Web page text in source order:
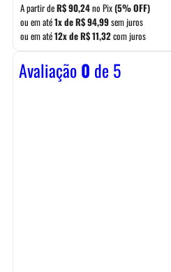
A partir deR$90,24no Pix(5% OFF)
ou em até1x deR$94,99sem juros
ou em até12x deR$11,32com juros
Avaliação0 de 5